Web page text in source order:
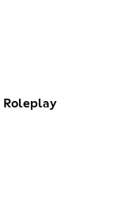
Roleplay